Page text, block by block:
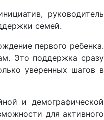
руководитель
семей.
первого ребенка.
Это поддержка сразу
уверенных шагов в
и демографической
для активного